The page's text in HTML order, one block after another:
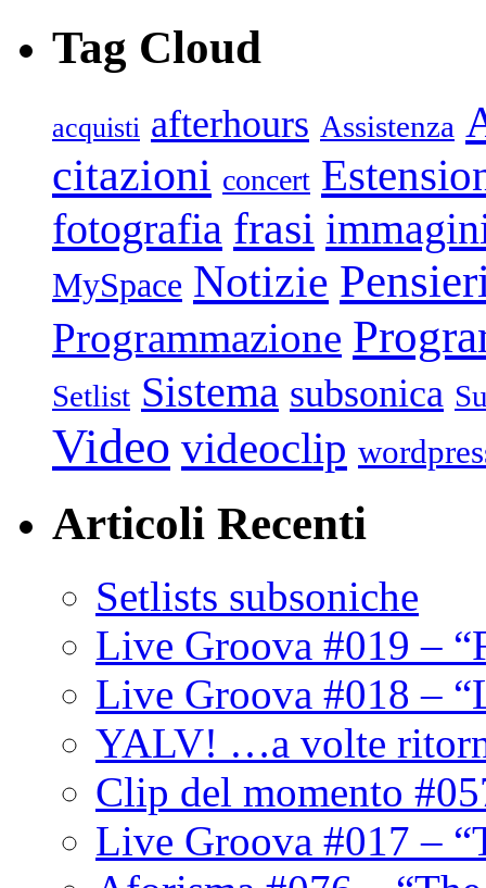
Tag Cloud
acquisti afterhours Assistenza
citazioni concert
fotografia frasi
MySpace Notizie
Programmazione
Setlist Sistema subsonica
Video videoclip
Articoli Recenti
Setlists subsoniche
Live Groova #019 –
Live Groova #018 –
YALV! …a volte
Clip del momento
Live Groova #017 –